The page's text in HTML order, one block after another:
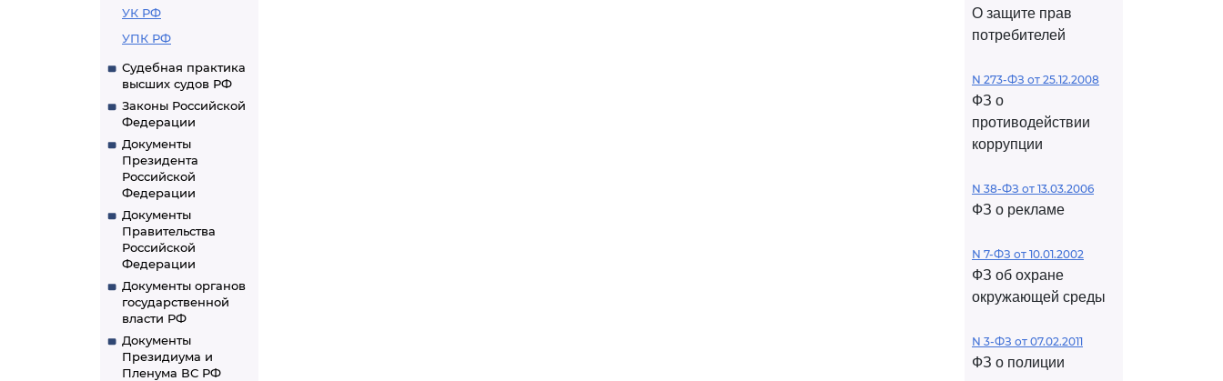
УК РФ
УПК РФ
Судебная практика
высших судов РФ
Законы Российской
Федерации
Документы
Президента
Российской
Федерации
Документы
Правительства
Российской
Федерации
Документы органов
государственной
власти РФ
Документы
Президиума и
Пленума ВС РФ
О защите прав
потребителей
N 273-ФЗ от 25.12.2008
ФЗ о
противодействии
коррупции
N 38-ФЗ от 13.03.2006
ФЗ о рекламе
N 7-ФЗ от 10.01.2002
ФЗ об охране
окружающей среды
N 3-ФЗ от 07.02.2011
ФЗ о полиции